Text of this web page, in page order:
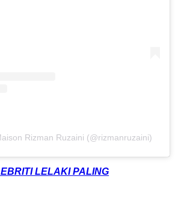
Rizman Ruzaini (@rizmanruzaini)
LELAKI PALING